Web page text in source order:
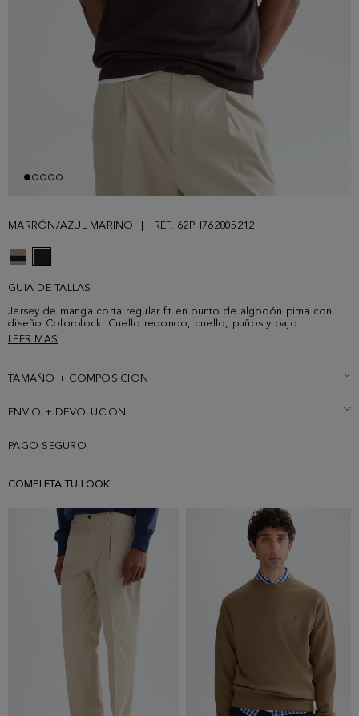
MARRÓN/AZUL MARINO REF. 62PH762805212
GUIA DE TALLAS
Jersey de manga corta regular fit en punto de algodón pima con
diseño Colorblock. Cuello redondo, cuello, puños y bajo
acanalados y pespuntes a contraste en los hombros. Logo cubo
LEER MAS
TAMAÑO + COMPOSICION
ENVIO + DEVOLUCION
PAGO SEGURO
COMPLETA TU LOOK